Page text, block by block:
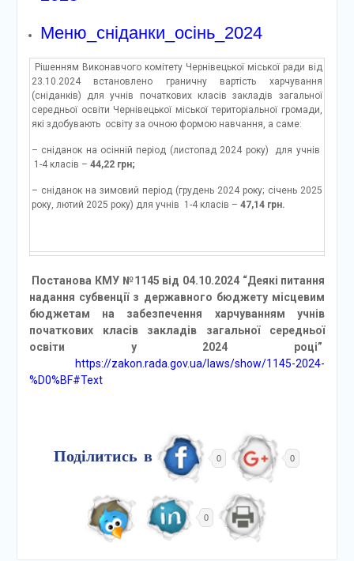
Меню_сніданки_осінь_2024
Рішенням Виконавчого комітету Чернівецької міської ради від
23.10.2024 встановлено граничну вартість харчування
(сніданків) для учнів початкових класів закладів загальної
середньої освіти Чернівецької міської територіальної громади,
які здобувають освіту за очною формою навчання, а саме:
– сніданок на осінній період (листопад 2024 року) для учнів
1-4 класів – 44,22 грн;
– сніданок на зимовий період (грудень 2024 року; січень 2025
року, лютий 2025 року) для учнів 1-4 класів – 47,14 грн.
Постанова КМУ №1145 від 04.10.2024 “Деякі питання
надання субвенції з державного бюджету місцевим
бюджетам на забезпечення харчуванням учнів
початкових класів закладів загальної середньої
освіти у 2024 році”
https://zakon.rada.gov.ua/laws/show/1145-2024-
%D0%BF#Text
Поділитись в 0 0
0